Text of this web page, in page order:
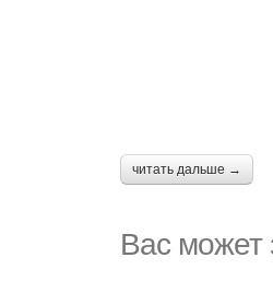
читать дальше →
Вас может